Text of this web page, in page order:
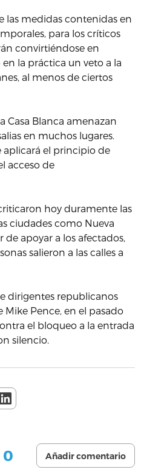
las medidas contenidas en
para los críticos
convirtiéndose en
la práctica un veto a la
al menos de ciertos
Casa Blanca amenazan
en muchos lugares.
aplicará el principio de
acceso de
hoy duramente las
ciudades como Nueva
de apoyar a los afectados,
salieron a las calles a
dirigentes republicanos
Pence, en el pasado
el bloqueo a la entrada
silencio.
0 Añadir comentario